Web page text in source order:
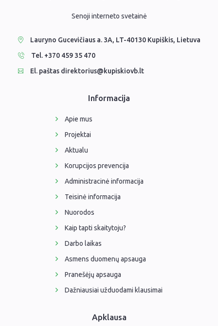
Senoji interneto svetainė
Lauryno Gucevičiaus a. 3A, LT-40130 Kupiškis, Lietuva
Tel. +370 459 35 470
El. paštas direktorius@kupiskiovb.lt
Informacija
Apie mus
Projektai
Aktualu
Korupcijos prevencija
Administracinė informacija
Teisinė informacija
Nuorodos
Kaip tapti skaitytoju?
Darbo laikas
Asmens duomenų apsauga
Pranešėjų apsauga
Dažniausiai užduodami klausimai
Apklausa